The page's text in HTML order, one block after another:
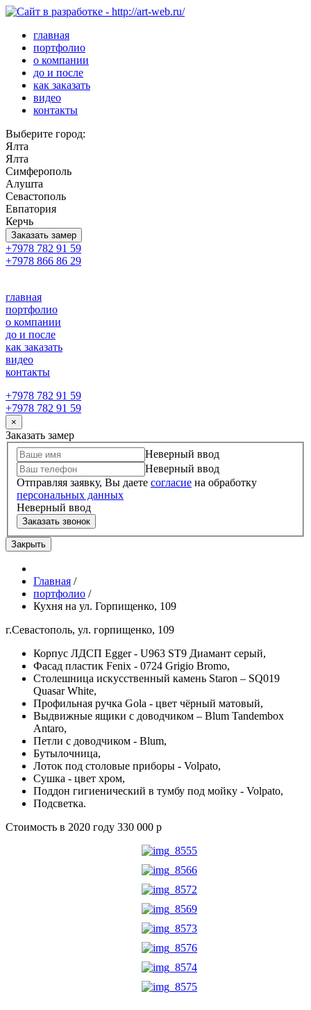
главная
портфолио
о компании
до и после
как заказать
видео
контакты
Выберите город:
Ялта
Ялта
Симферополь
Алушта
Севастополь
Евпатория
Керчь
Заказать замер
+7978 782 91 59
+7978 866 86 29
главная
портфолио
о компании
до и после
как заказать
видео
контакты
+7978 782 91 59
+7978 782 91 59
×
Заказать замер
Неверный ввод
Неверный ввод
Отправляя заявку, Вы даете согласие на обработку
персональных данных
Неверный ввод
Заказать звонок
Закрыть
Главная /
портфолио /
Кухня на ул. Горпищенко, 109
г.Севастополь, ул. горпищенко, 109
Корпус ЛДСП Egger - U963 ST9 Диамант серый,
Фасад пластик Fenix - 0724 Grigio Bromo,
Столешница искусственный камень Staron – SQ019
Quasar White,
Профильная ручка Gola - цвет чёрный матовый,
Выдвижные ящики с доводчиком – Blum Tandembox
Antaro,
Петли с доводчиком - Blum,
Бутылочница,
Лоток под столовые приборы - Volpato,
Сушка - цвет хром,
Поддон гигиенический в тумбу под мойку - Volpato,
Подсветка.
Стоимость в 2020 году 330 000 р